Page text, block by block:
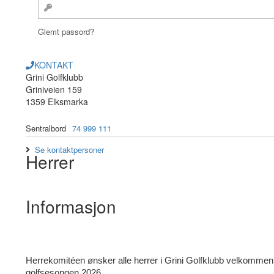
Glemt passord?
KONTAKT
Grini Golfklubb
Griniveien 159
1359 Eiksmarka
Sentralbord 74 999 111
Se kontaktpersoner
Herrer
Informasjon
Herrekomitéen ønsker alle herrer i Grini Golfklubb